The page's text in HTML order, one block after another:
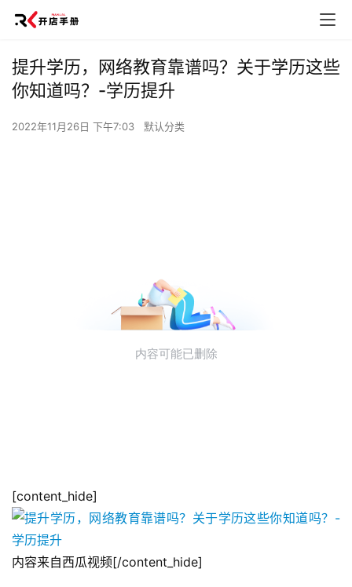
提升学历，网络教育靠谱吗？关于学历这些
你知道吗？-学历提升
2022年11月26日 下午7:03 默认分类
[content_hide]
内容来自西瓜视频[/content_hide]